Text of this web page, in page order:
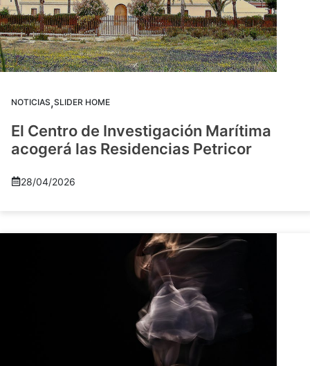
NOTICIAS,SLIDER HOME
El Centro de Investigación Marítima
acogerá las Residencias Petricor
28/04/2026